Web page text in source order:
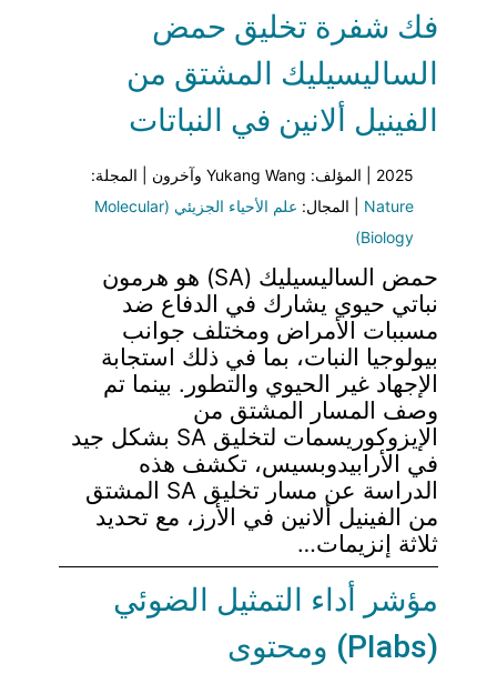
فك شفرة تخليق حمض
الساليسيليك المشتق من
الفينيل ألانين في النباتات
2025 | المؤلف: Yukang Wang وآخرون | المجلة:
Nature | المجال:
علم الأحياء الجزيئي (Molecular
Biology)
حمض الساليسيليك (SA) هو هرمون
نباتي حيوي يشارك في الدفاع ضد
مسببات الأمراض ومختلف جوانب
بيولوجيا النبات، بما في ذلك استجابة
الإجهاد غير الحيوي والتطور. بينما تم
وصف المسار المشتق من
الإيزوكوريسمات لتخليق SA بشكل جيد
في الأرابيدوبسيس، تكشف هذه
الدراسة عن مسار تخليق SA المشتق
من الفينيل ألانين في الأرز، مع تحديد
ثلاثة إنزيمات…
مؤشر أداء التمثيل الضوئي
(PIabs) ومحتوى